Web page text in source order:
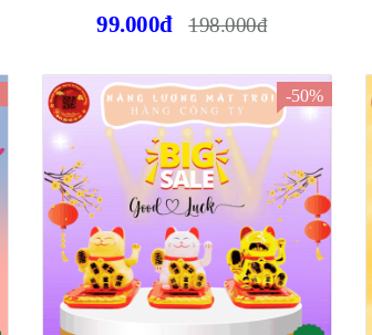
99.000đ 198.000đ
-50%